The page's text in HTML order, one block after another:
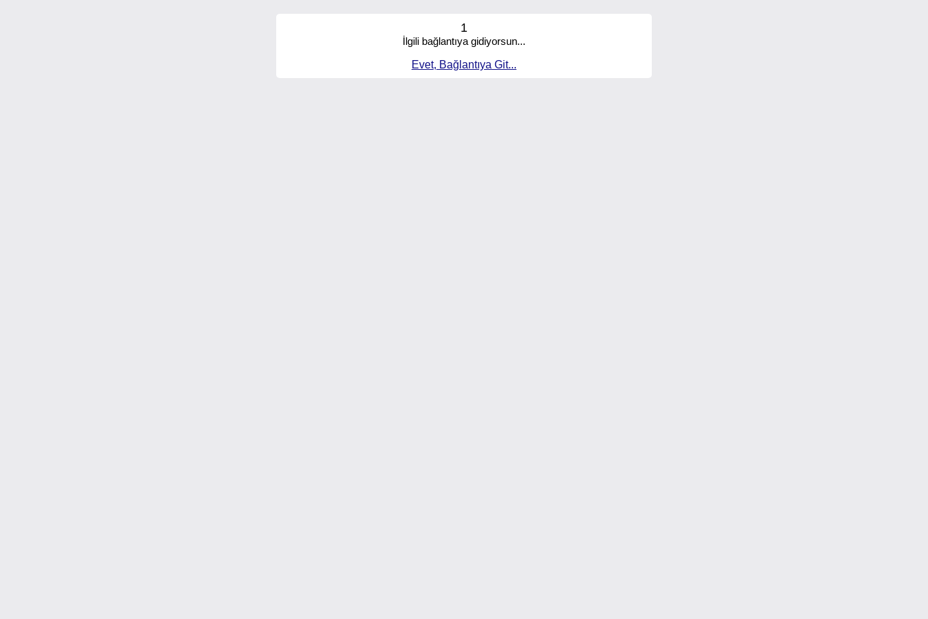
1
İlgili bağlantıya gidiyorsun...
Evet, Bağlantıya Git...